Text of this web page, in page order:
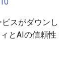
スがダウンし
とAIの信頼性